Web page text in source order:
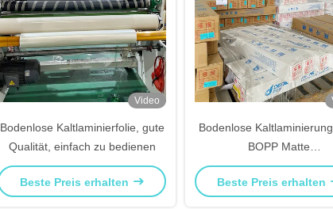
Video
Bodenlose Kaltlaminierfolie, gute
Qualität, einfach zu bedienen
Beste Preis erhalten
Bodenlose
BOPP Matte
Kaltlaminierungsfolie
bedienen
Beste Preis erhalten